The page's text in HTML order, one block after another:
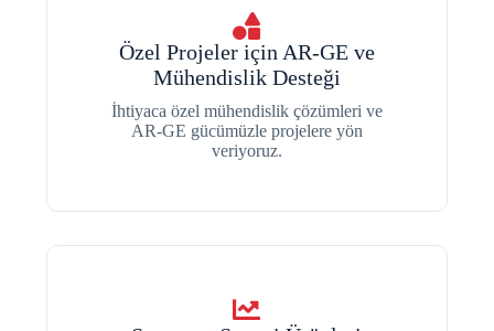
Özel Projeler için AR-GE ve
Mühendislik Desteği
İhtiyaca özel mühendislik çözümleri ve
AR-GE gücümüzle projelere yön
veriyoruz.